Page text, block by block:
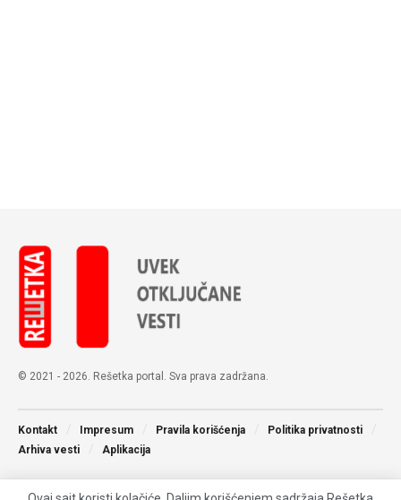
© 2021 - 2026. Rešetka portal. Sva prava zadržana.
Kontakt Impresum Pravila korišćenja
Politika privatnosti
Arhiva vesti
Aplikacija